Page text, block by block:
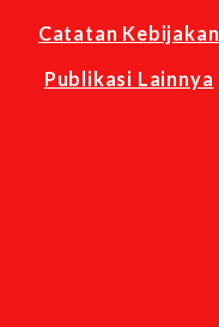
Catatan Kebijakan
Publikasi Lainnya